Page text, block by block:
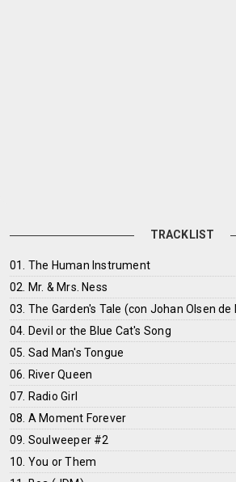
TRACKLIST
01. The Human Instrument
02. Mr. & Mrs. Ness
03. The Garden's Tale (con Johan Olsen
04. Devil or the Blue Cat's Song
05. Sad Man's Tongue
06. River Queen
07. Radio Girl
08. A Moment Forever
09. Soulweeper #2
10. You or Them